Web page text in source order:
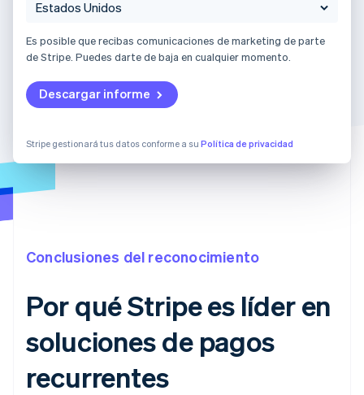
Es posible que recibas comunicaciones de marketing de parte
de Stripe. Puedes darte de baja en cualquier momento.
Descargar informe
Stripe gestionará tus datos conforme a su Política de privacidad
Conclusiones del reconocimiento
Por qué Stripe es líder en
soluciones de pagos
recurrentes